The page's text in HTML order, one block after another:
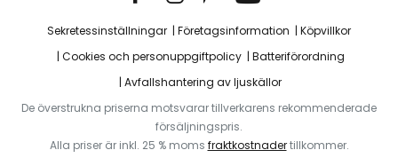
Sekretessinställningar Företagsinformation
Köpvillkor
Cookies och personuppgiftpolicy
Batteriförordning
Avfallshantering av ljuskällor
De överstrukna priserna motsvarar tillverkarens rekommenderade
försäljningspris.
Alla priser är inkl. 25 % moms fraktkostnadertillkommer.